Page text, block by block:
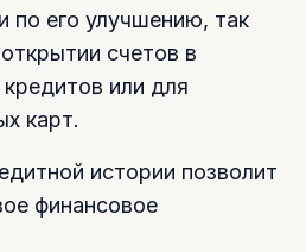
по его улучшению, так
счетов в
или для
карт.
истории позволит
финансовое